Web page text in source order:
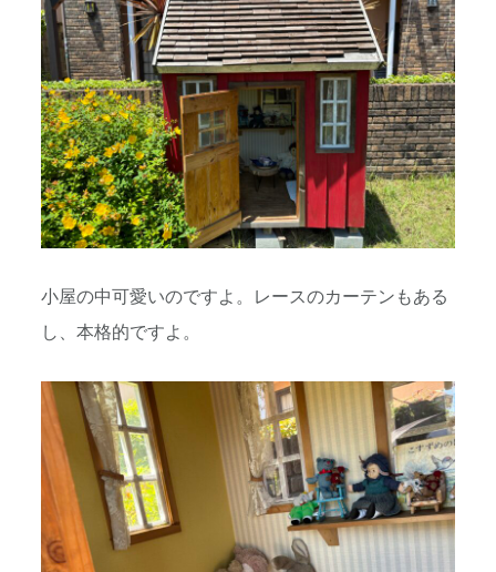
小屋の中可愛いのですよ。レースのカーテンもある
し、本格的ですよ。